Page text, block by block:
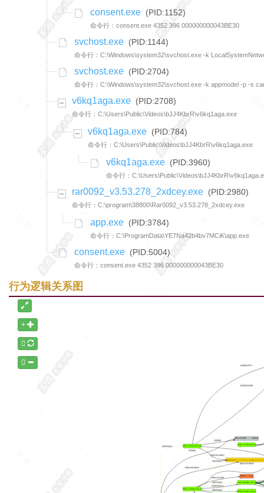
consent.exe (PID:1152)
命令行：consent.exe 4352 396 000000000043BE30
svchost.exe (PID:1144)
命令行：C:\Windows\system32\svchost.exe -k
svchost.exe (PID:2704)
命令行：C:\Windows\system32\svchost.exe -k appmodel -p -s
v6kq1aga.exe (PID:2708)
命令行：C:\Users\Public\Videos\bJJ4KbrR\v6kq1aga.exe
v6kq1aga.exe (PID:784)
命令行：C:\Users\Public\Videos\bJJ4KbrR\v6kq1aga.exe
v6kq1aga.exe (PID:3960)
命令行：
rar0092_v3.53.278_2xdcey.exe (PID:2980)
命令行：C:\program\38800\Rar0092_v3.53.278_2xdcey.exe
app.exe (PID:3784)
命令行：C:\ProgramData\YE7Na42b4bv7MCiK\app.exe
consent.exe (PID:5004)
命令行：consent.exe 4352 396 000000000043BE30
行为逻辑关系图
[PID_5004]consent.exe
跨进程内存写入
跨进程内存读取
文件(夹
检测文件区域标识
"属性:新的权限" <== 查看更多
变更权限
进程开始执行
[PID_524]taskhostw.exe
检测文件区域标识
变更权限
[PID_1152]consent.exe
[PID_3608]åº ç ¨å® .exe
进程开始执行
跨进程内存写入
进程开始执行
注册表:ZoneMap
修改IE安全设置
检测文件区域标识
[PID_4564]åº ç ¨å® .exe
进程开始执行